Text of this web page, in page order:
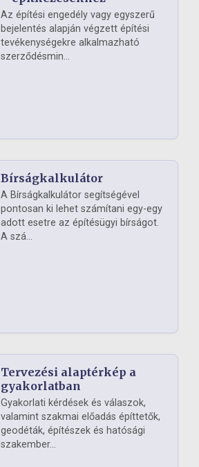
Az építési engedély vagy egyszerű
bejelentés alapján végzett építési
tevékenységekre alkalmazható
szerződésmin...
Bírságkalkulátor
A Bírságkalkulátor segítségével
pontosan ki lehet számítani egy-egy
adott esetre az építésügyi bírságot.
A szá...
Tervezési alaptérkép a
gyakorlatban
Gyakorlati kérdések és válaszok,
valamint szakmai előadás építtetők,
geodéták, építészek és hatósági
szakember...